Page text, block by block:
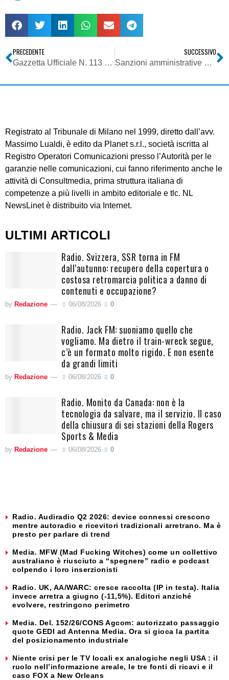
PRECEDENTE
Gazzetta Ufficiale N. 113 del 17 Maggio 2007 – Agcom Deliberazione 19 Aprile 2007
SUCCESSIVO
Sanzioni amministrative – Legittimità del potere di rimozione di cartelli pubblicitari
Registrato al Tribunale di Milano nel 1999, diretto dall’avv.
Massimo Lualdi, è edito da Planet s.r.l., società iscritta al
Registro Operatori Comunicazioni presso l’Autorità per le
garanzie nelle comunicazioni, cui fanno riferimento anche le
attività di Consultmedia, prima struttura italiana di
competenze a più livelli in ambito editoriale e tlc. NL
NewsLinet è distribuito via Internet.
ULTIMI ARTICOLI
Radio. Svizzera, SSR torna in FM
dall’autunno: recupero della copertura o
costosa retromarcia politica a danno di
contenuti e occupazione?
by Redazione 06/08/2026 0
Radio. Jack FM: suoniamo quello che
vogliamo. Ma dietro il train-wreck segue,
c’è un formato molto rigido. E non esente
da grandi limiti
by Redazione 06/08/2026 0
Radio. Monito da Canada: non è la
tecnologia da salvare, ma il servizio. Il caso
della chiusura di sei stazioni della Rogers
Sports & Media
by Redazione 06/08/2026 0
Radio. Audiradio Q2 2026: device connessi crescono
mentre autoradio e ricevitori tradizionali arretrano. Ma è
presto per parlare di trend
Media. MFW (Mad Fucking Witches) come un collettivo
australiano è riusciuto a “spegnere” radio e podcast
colpendo i loro inserzionisti
Radio. UK, AA/WARC: cresce raccolta (IP in testa). Italia
invece arretra a giugno (-11,5%). Editori anziché
evolvere, restringono perimetro
Media. Del. 152/26/CONS Agcom: autorizzato passaggio
quote GEDI ad Antenna Media. Ora si gioca la partita
del posizionamento industriale
Niente crisi per le TV locali ex analogiche negli USA : il
ruolo nell’informazione areale, le tre fonti di ricavi e il
caso FOX a New Orleans